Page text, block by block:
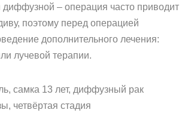
– операция часто приводит
поэтому перед операцией
дополнительного лечения:
лучевой терапии.
самка 13 лет, диффузный рак
четвёртая стадия